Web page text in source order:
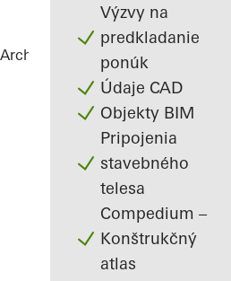
Výzvy na
predkladanie
ponúk
Údaje CAD
Objekty BIM
Pripojenia
stavebného
telesa
Compedium –
Konštrukčný
atlas
Architekti ReferencieKita